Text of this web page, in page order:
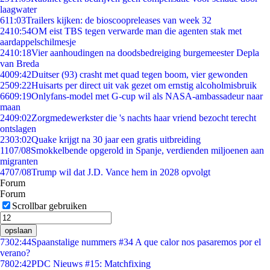
laagwater
611:03Trailers kijken: de bioscoopreleases van week 32
2410:54OM eist TBS tegen verwarde man die agenten stak met
aardappelschilmesje
2410:18Vier aanhoudingen na doodsbedreiging burgemeester Depla
van Breda
4009:42Duitser (93) crasht met quad tegen boom, vier gewonden
2509:22Huisarts per direct uit vak gezet om ernstig alcoholmisbruik
6609:19Onlyfans-model met G-cup wil als NASA-ambassadeur naar
maan
2409:02Zorgmedewerkster die 's nachts haar vriend bezocht terecht
ontslagen
2303:02Quake krijgt na 30 jaar een gratis uitbreiding
1107/08Smokkelbende opgerold in Spanje, verdienden miljoenen aan
migranten
4707/08Trump wil dat J.D. Vance hem in 2028 opvolgt
Forum
Forum
Scrollbar gebruiken
opslaan
7302:44Spaanstalige nummers #34 A que calor nos pasaremos por el
verano?
7802:42PDC Nieuws #15: Matchfixing